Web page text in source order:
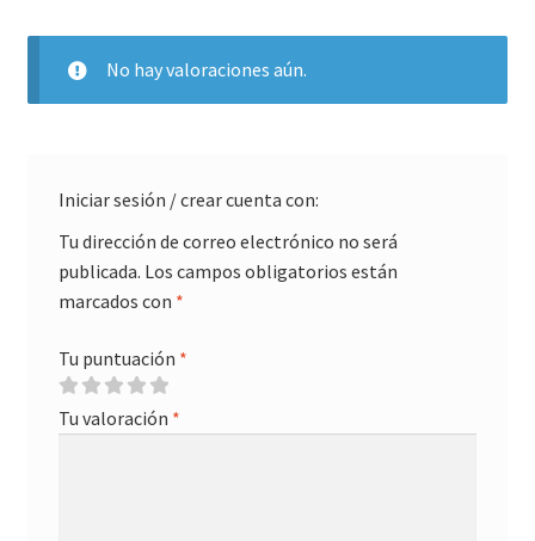
No hay valoraciones aún.
Iniciar sesión / crear cuenta con:
Tu dirección de correo electrónico no será
publicada. Los campos obligatorios están
marcados con *
Tu puntuación *
Tu valoración *